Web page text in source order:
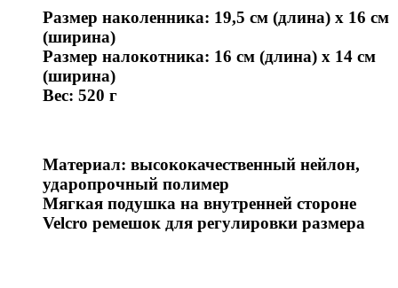
Размер наколенника: 19,5 см (длина) х 16 см
(ширина)
Размер налокотника: 16 см (длина) х 14 см
(ширина)
Вес: 520 г
Материал: высококачественный нейлон,
ударопрочный полимер
Мягкая подушка на внутренней стороне
Velcro ремешок для регулировки размера